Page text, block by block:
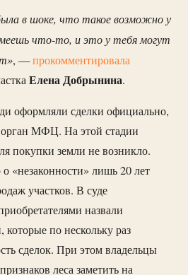
в шоке, что такое возможно у
что-то, и это у тебя могут
, —прокомментировала
Елена Добрынина.
оформляли сделки официально,
орган МФЦ. На этой стадии
покупки земли не возникло.
«незаконности» лишь 20 лет
участков. В суде
назвали
по нескольку раз
сделок. При этом владельцы
леса заметить на